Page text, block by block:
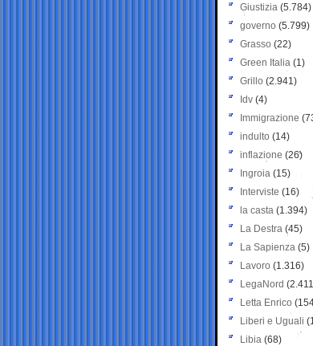
Giustizia (5.784)
governo (5.799)
Grasso (22)
Green Italia (1)
Grillo (2.941)
Idv (4)
Immigrazione
indulto (14)
inflazione (26)
Ingroia (15)
Interviste (16)
la casta (1.394)
La Destra (45)
La Sapienza (5)
Lavoro (1.316)
LegaNord
Letta Enrico
Liberi e Uguali
Libia (68)